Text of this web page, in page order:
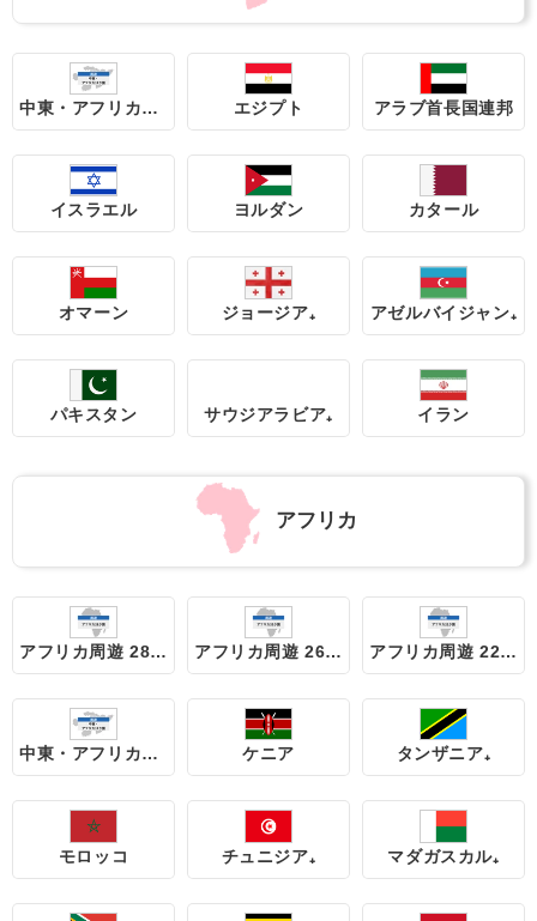
中東・アフリカ周遊 17地域 エジプト アラブ首長国連邦
イスラエル ヨルダン カタール
オマーン ジョージア₊ アゼルバイジャン₊
パキスタン サウジアラビア₊ イラン
アフリカ
アフリカ周遊 28地域 アフリカ周遊 26地域 アフリカ周遊 22地域
中東・アフリカ周遊 17地域 ケニア タンザニア₊
モロッコ チュニジア₊ マダガスカル₊